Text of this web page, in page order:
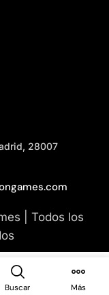
Buscar Más
28007
| Todos los